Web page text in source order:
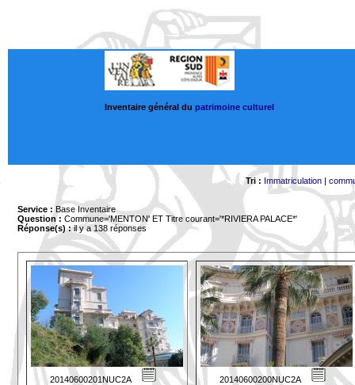
Inventaire général du patrimoine culturel
Tri : Immatriculation|
Service : Base Inventaire
Question : Commune='MENTON' ET Titre courant='*RIVIERA PALACE*'
Réponse(s) :il y a 138 réponses
20140600201NUC2A 20140600200NUC2A